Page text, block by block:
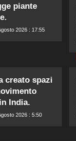
piante
2026 : 17:55
creato spazi
India.
2026 : 5:50